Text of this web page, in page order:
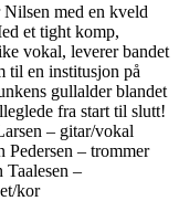
med en kveld
et tight komp,
vokal, leverer bandet
til en institusjon på
gullalder blandet
fra start til slutt!
– gitar/vokal
Pedersen – trommer
Taalesen –
kor